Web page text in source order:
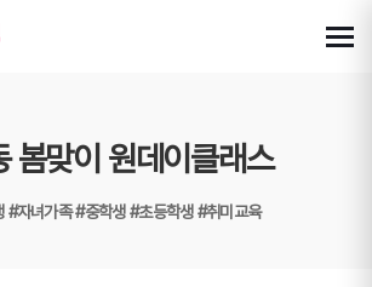
봄맞이 원데이클래스
#자녀가족#중학생#초등학생#취미교육